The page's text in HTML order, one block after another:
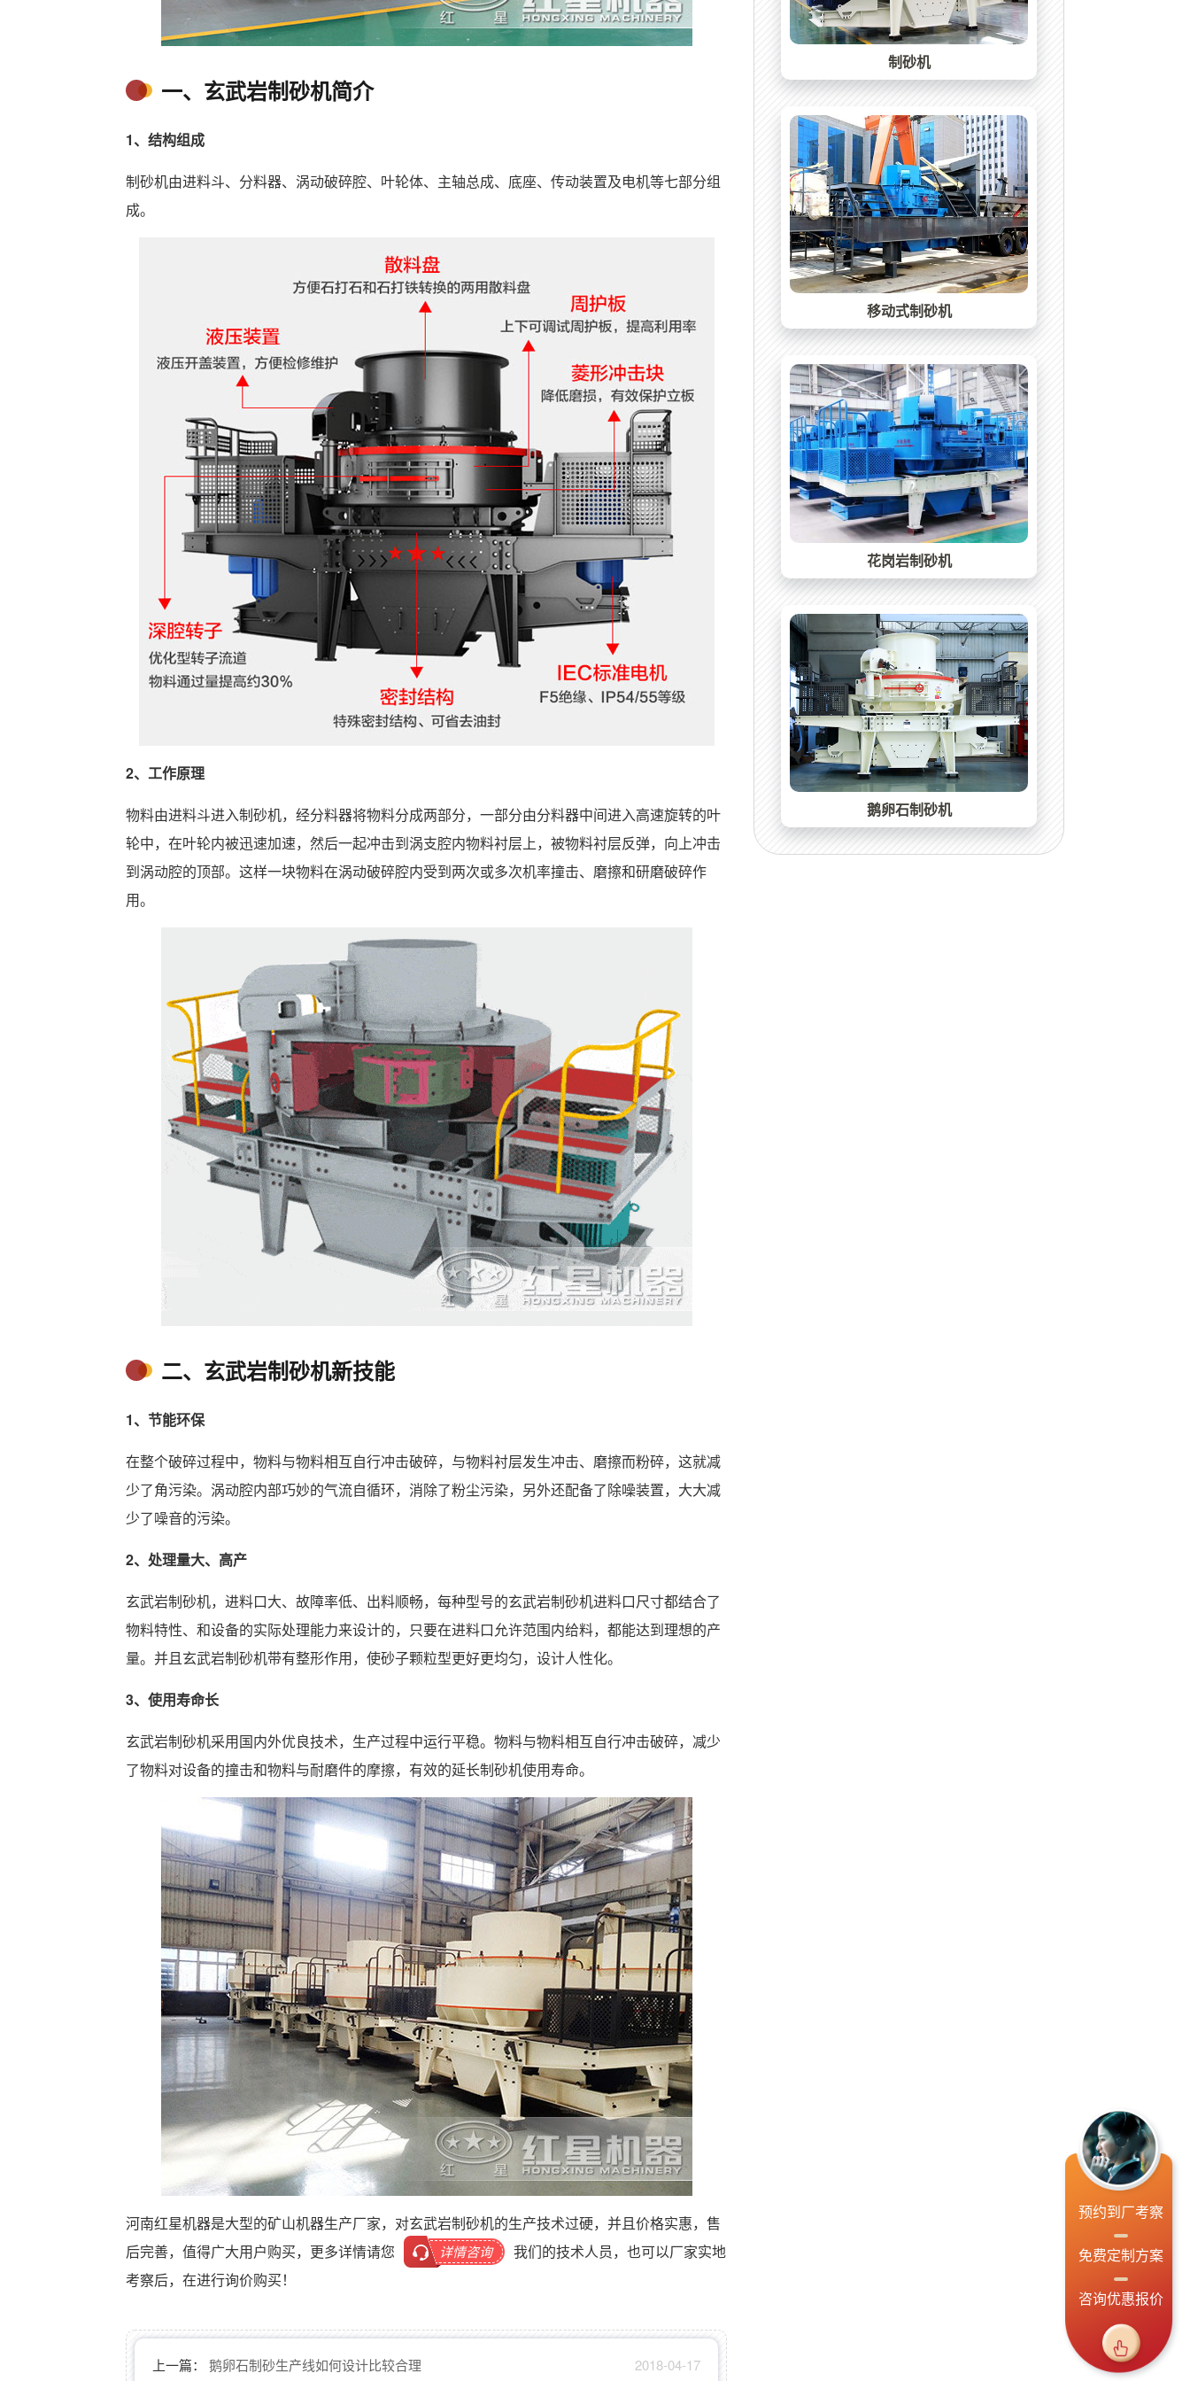
一、玄武岩制砂机简介
1、结构组成
制砂机由进料斗、分料器、涡动破碎腔、叶轮体、主轴总成、底座、传动装置及电机等七部分组
成。
2、工作原理
物料由进料斗进入制砂机，经分料器将物料分成两部分，一部分由分料器中间进入高速旋转的叶
轮中，在叶轮内被迅速加速，然后一起冲击到涡支腔内物料衬层上，被物料衬层反弹，向上冲击
到涡动腔的顶部。这样一块物料在涡动破碎腔内受到两次或多次机率撞击、磨擦和研磨破碎作
用。
二、玄武岩制砂机新技能
1、节能环保
在整个破碎过程中，物料与物料相互自行冲击破碎，与物料衬层发生冲击、磨擦而粉碎，这就减
少了角污染。涡动腔内部巧妙的气流自循环，消除了粉尘污染，另外还配备了除噪装置，大大减
少了噪音的污染。
2、处理量大、高产
玄武岩制砂机，进料口大、故障率低、出料顺畅，每种型号的玄武岩制砂机进料口尺寸都结合了
物料特性、和设备的实际处理能力来设计的，只要在进料口允许范围内给料，都能达到理想的产
量。并且玄武岩制砂机带有整形作用，使砂子颗粒型更好更均匀，设计人性化。
3、使用寿命长
玄武岩制砂机采用国内外优良技术，生产过程中运行平稳。物料与物料相互自行冲击破碎，减少
了物料对设备的撞击和物料与耐磨件的摩擦，有效的延长制砂机使用寿命。
河南红星机器是大型的矿山机器生产厂家，对玄武岩制砂机的生产技术过硬，并且价格实惠，售
后完善，值得广大用户购买，更多详情请您
详情咨询
我们的技术人员，也可以厂家实地
考察后，在进行询价购买！
上一篇： 鹅卵石制砂生产线如何设计比较合理 2018-04-17
制砂机
移动式制砂机
花岗岩制砂机
鹅卵石制砂机
预约到厂考察
免费定制方案
咨询优惠报价